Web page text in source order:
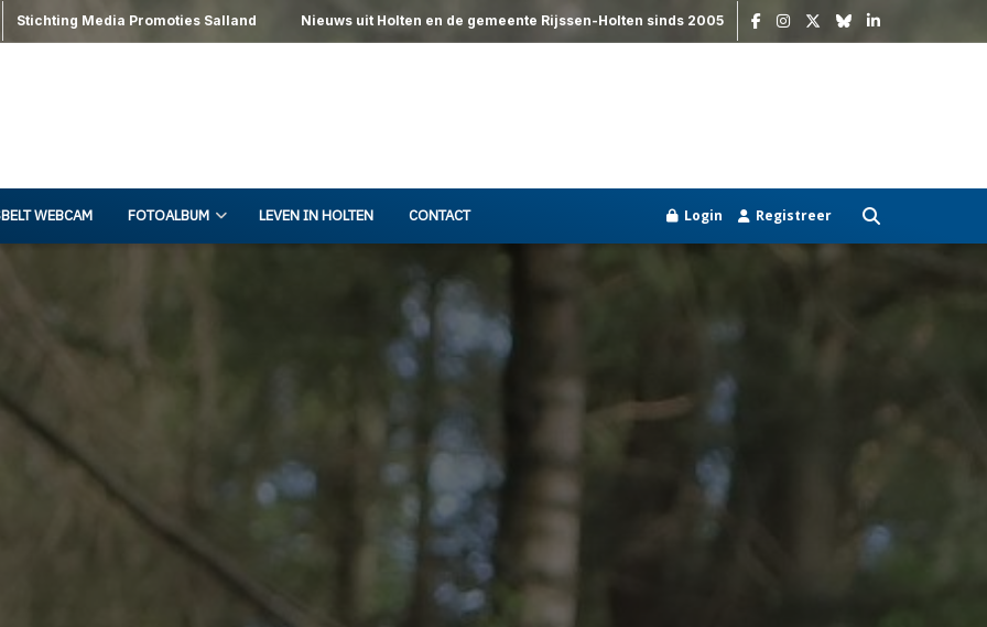
Stichting Media Promoties Salland Nieuws uit Holten en de gemeente Rijssen-Holten sinds 2005
WEBCAM FOTOALBUM LEVEN IN HOLTEN CONTACT Login Registreer